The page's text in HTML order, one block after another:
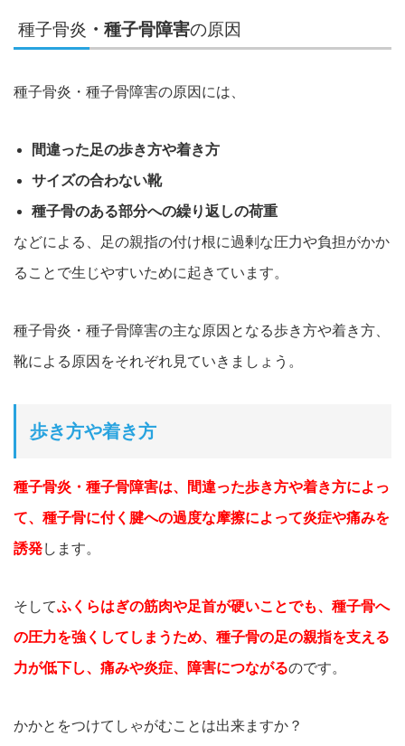
種子骨炎 ・種子骨障害の原因
種子骨炎・種子骨障害の原因には、
間違った足の歩き方や着き方
サイズの合わない靴
種子骨のある部分への繰り返しの荷重
などによる、
足の親指の付け根に過剰な圧力や負担がかか
ることで生じやすいために起きています。
種子骨炎・種子骨障害の主な原因となる歩き方や着き方、
靴による原因をそれぞれ見ていきましょう 。
歩き方や着き方
種子骨炎・種子骨障害は、間違った歩き方や着き方によっ
て、種子骨に付く腱への過度な摩擦によって炎症や痛みを
誘発します。
そしてふくらはぎの筋肉や足首が硬いことでも、種子骨へ
の圧力を強くしてしまうため、 種子骨の足の親指を支える
力が低下し、痛みや炎症、障害につながるのです。
かかとをつけてしゃがむことは出来ますか？